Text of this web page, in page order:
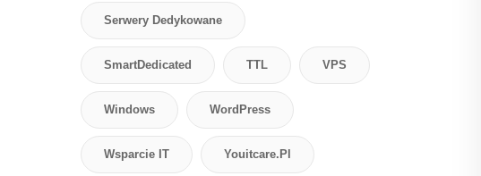
Serwery Dedykowane
SmartDedicated TTL VPS
Windows WordPress
Wsparcie IT Youitcare.pl